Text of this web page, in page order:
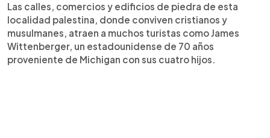
Las calles, comercios y edificios de piedra de esta
localidad palestina, donde conviven cristianos y
musulmanes, atraen a muchos turistas como James
Wittenberger, un estadounidense de 70 años
proveniente de Michigan con sus cuatro hijos.